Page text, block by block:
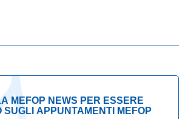
MEFOP NEWS PER ESSERE
SUGLI APPUNTAMENTI MEFOP